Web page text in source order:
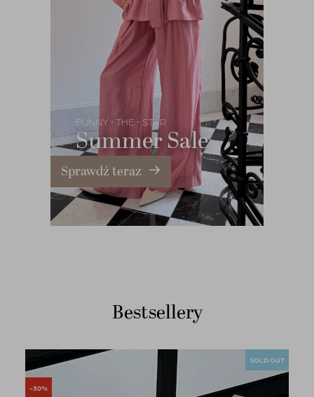
BUNNY • THE • STAR
Summer Sale
Sprawdź teraz
Bestsellery
SOLD OUT
-30%